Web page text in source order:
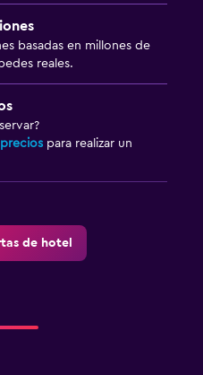
basadas en millones de
reales.
para realizar un
de hotel